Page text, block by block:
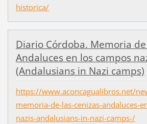
historica/
Diario Córdoba. Memoria
Andaluces en los campos
(Andalusians in Nazi camps)
https://www.aconcagualibros.net/
memoria-de-las-cenizas-andaluces-
nazis-andalusians-in-nazi-camps-/